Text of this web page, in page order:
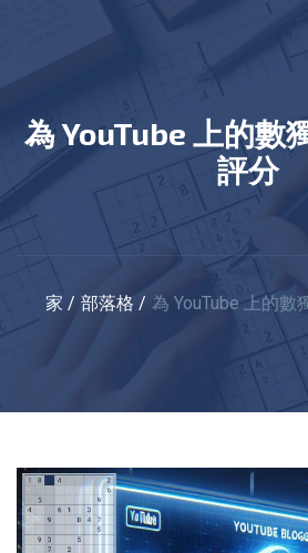
為 YouTube 上的數獨部落客進行
評分
家 部落格 為 YouTube 上的